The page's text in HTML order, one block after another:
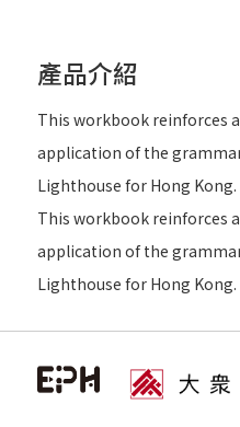
產品介紹
This workbook reinforces
application of the
Lighthouse for Hong Kong.
This workbook reinforces
application of the
Lighthouse for Hong Kong.